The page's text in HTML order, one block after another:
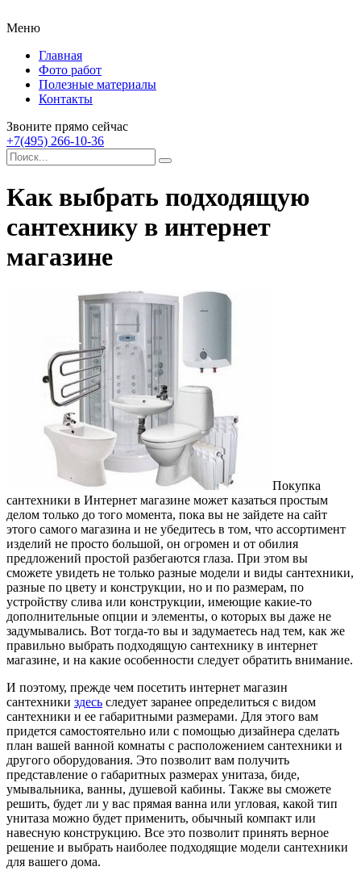
Меню
Главная
Фото работ
Полезные материалы
Контакты
Звоните прямо сейчас
+7(495) 266-10-36
Как выбрать подходящую
сантехнику в интернет
магазине
Покупка
сантехники в Интернет магазине может казаться простым
делом только до того момента, пока вы не зайдете на сайт
этого самого магазина и не убедитесь в том, что ассортимент
изделий не просто большой, он огромен и от обилия
предложений простой разбегаются глаза. При этом вы
сможете увидеть не только разные модели и виды сантехники,
разные по цвету и конструкции, но и по размерам, по
устройству слива или конструкции, имеющие какие-то
дополнительные опции и элементы, о которых вы даже не
задумывались. Вот тогда-то вы и задумаетесь над тем, как же
правильно выбрать подходящую сантехнику в интернет
магазине, и на какие особенности следует обратить внимание.
И поэтому, прежде чем посетить интернет магазин
сантехники здесь следует заранее определиться с видом
сантехники и ее габаритными размерами. Для этого вам
придется самостоятельно или с помощью дизайнера сделать
план вашей ванной комнаты с расположением сантехники и
другого оборудования. Это позволит вам получить
представление о габаритных размерах унитаза, биде,
умывальника, ванны, душевой кабины. Также вы сможете
решить, будет ли у вас прямая ванна или угловая, какой тип
унитаза можно будет применить, обычный компакт или
навесную конструкцию. Все это позволит принять верное
решение и выбрать наиболее подходящие модели сантехники
для вашего дома.